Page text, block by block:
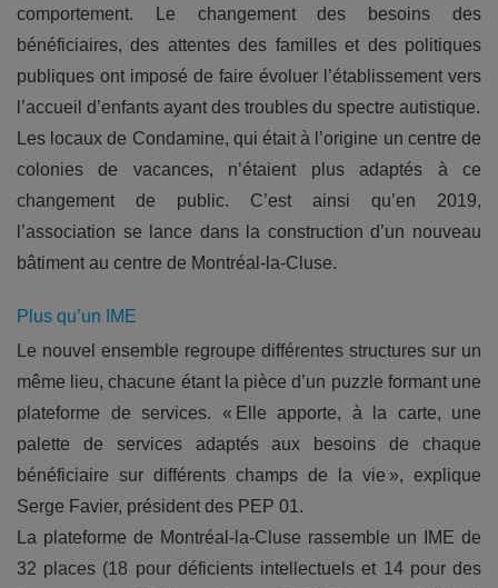
comportement. Le changement des besoins des
bénéficiaires, des attentes des familles et des politiques
publiques ont imposé de faire évoluer l’établissement vers
l’accueil d’enfants ayant des troubles du spectre autistique.
Les locaux de Condamine, qui était à l’origine un centre de
colonies de vacances, n’étaient plus adaptés à ce
changement de public. C’est ainsi qu’en 2019,
l’association se lance dans la construction d’un nouveau
bâtiment au centre de Montréal-la-Cluse.
Plus qu’un IME
Le nouvel ensemble regroupe différentes structures sur un
même lieu, chacune étant la pièce d’un puzzle formant une
plateforme de services. « Elle apporte, à la carte, une
palette de services adaptés aux besoins de chaque
bénéficiaire sur différents champs de la vie », explique
Serge Favier, président des PEP 01.
La plateforme de Montréal-la-Cluse rassemble un IME de
32 places (18 pour déficients intellectuels et 14 pour des